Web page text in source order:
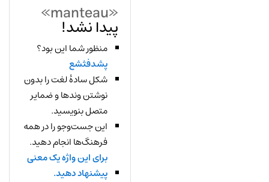
«manteau»
پیدا نشد!
منظور شما این بود؟
پشدفثشع
شکل سادهٔ لغت را بدون
نوشتن وندها و ضمایر
متصل بنویسید.
این جست‌وجو را در همه
فرهنگ‌ها انجام دهید.
برای این واژه یک معنی
پیشنهاد دهید.